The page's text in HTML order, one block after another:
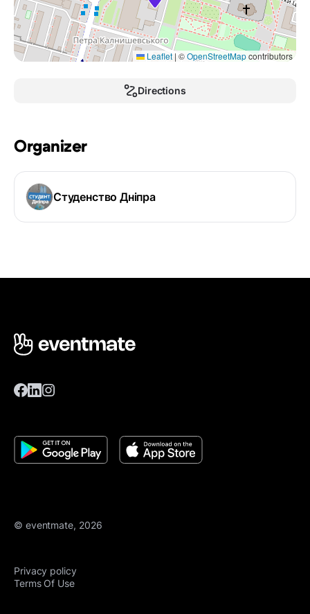
Leaflet | ©OpenStreetMapcontributors
Directions
Organizer
Студенство Дніпра
© eventmate, 2026
Privacy policy
Terms Of Use